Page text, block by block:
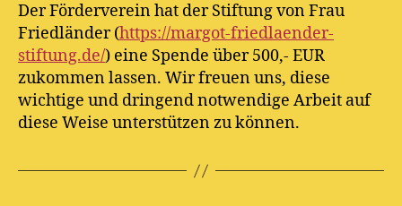
Der Förderverein hat der Stiftung von Frau
Friedländer (https://margot-friedlaender-
stiftung.de/) eine Spende über 500,- EUR
zukommen lassen. Wir freuen uns, diese
wichtige und dringend notwendige Arbeit auf
diese Weise unterstützen zu können.